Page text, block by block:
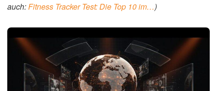
auch:Fitness Tracker Test: Die Top 10 im…)